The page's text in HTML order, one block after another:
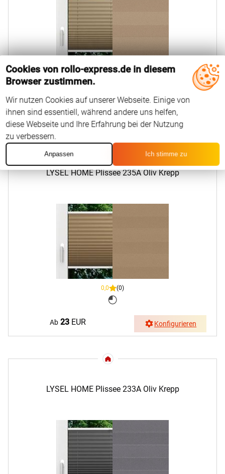
0,0 (0)
Ab 23EUR Konfigurieren
LYSEL HOME Plissee 235A Oliv Krepp
0,0 (0)
Ab 23 EUR Konfigurieren
LYSEL HOME Plissee 233A Oliv Krepp
Cookies von rollo-express.de in diesem
Browser zustimmen.
Wir nutzen Cookies auf unserer Webseite. Einige von
ihnen sind essentiell, während andere uns helfen,
diese Webseite und Ihre Erfahrung bei der Nutzung
zu verbessern.
Anpassen Ich stimme zu